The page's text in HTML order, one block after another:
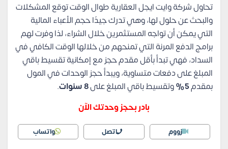
تحاول شركة وايت ايجل العقارية طوال الوقت توقع المشكلات
والبحث عن حلول لها، وهي تدرك جيدًا حجم الأعباء المالية
التي يمكن أن تواجه المستثمرين خلال الشراء، لذا وفرت لهم
برامج الدفع المرنة التي تمنحهم من خلالها الوقت الكافي في
السداد، فهي تبدأ بأقل مقدم حجز مع إمكانية تقسيط باقي
المبلغ على دفعات متساوية، ويبدأ حجز الوحدات في المول
بمقدم5% وتقسيط باقي المبلغ على8 سنوات
.
بادر بحجز وحدتك الآن
زووم اتصل واتساب